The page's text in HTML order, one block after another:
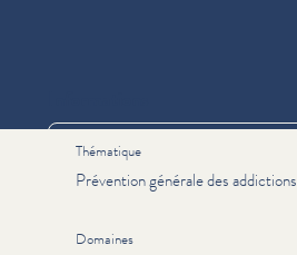
Thématique
Prévention générale des addictions
Domaines